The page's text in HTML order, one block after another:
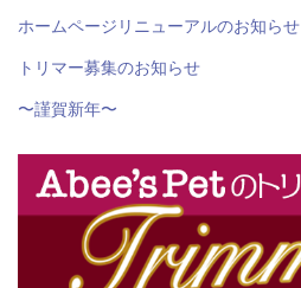
ホームページリニューアルのお知らせ
トリマー募集のお知らせ
〜謹賀新年〜